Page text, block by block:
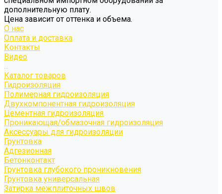
дополнительную плату.
Цена зависит от оттенка и объема.
О нас
Оплата и доставка
Контакты
Видео
...
Каталог товаров
Гидроизоляция
Полимерная гидроизоляция
Двухкомпонентная гидроизоляция
Цементная гидроизоляция
Проникающая/обмазочная гидроизоляция
Аксессуары для гидроизоляции
Грунтовка
Адгезионная
Бетонконтакт
Грунтовка глубокого проникновения
Грунтовка универсальная
Затирка межплиточных швов